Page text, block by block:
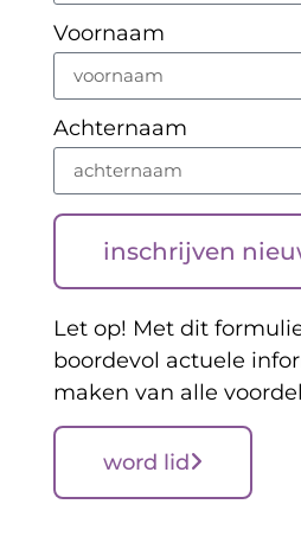
Voornaam
Achternaam
inschrijven
Let op! Met dit
boordevol actuele
maken van alle
word lid